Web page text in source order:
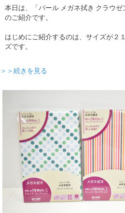
本日は、「パール メガネ拭き クラウゼ
のご紹介です。
はじめにご紹介するのは、サイズが２
ズです。
＞＞続きを見る